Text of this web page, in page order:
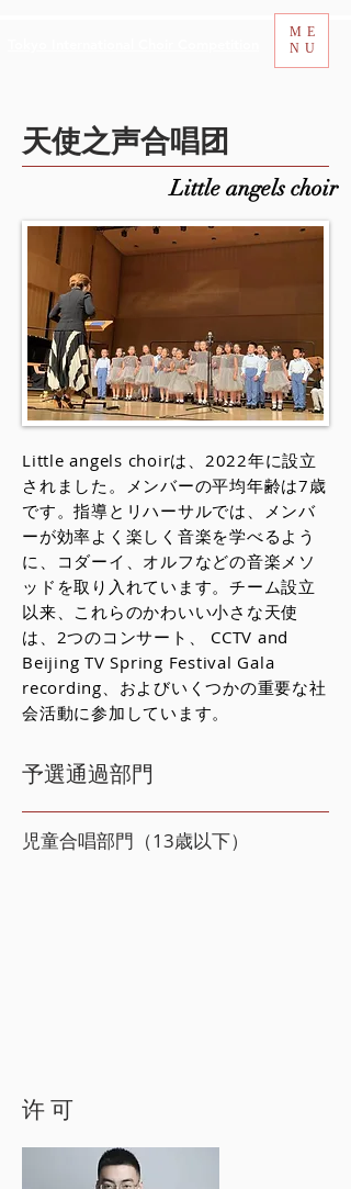
ME
NU
天使之声合唱团
Little angels choir
Little angels choirは、2022年に設立
されました。メンバーの平均年齢は7歳
です。指導とリハーサルでは、メンバ
ーが効率よく楽しく音楽を学べるよう
に、コダーイ、オルフなどの音楽メソ
ッドを取り入れています。チーム設立
以来、これらのかわいい小さな天使
は、2つのコンサート、 CCTV and
Beijing TV Spring Festival Gala
recording、およびいくつかの重要な社
会活動に参加しています。
予選通過部門
児童合唱部門（13歳以下）
许 可